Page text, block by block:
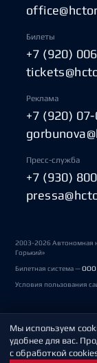
Билеты
+7 (920)
Реклама
+7 (920)
Пресс-служба
+7 (930)
2003-2026 Автономная
Горький»
Билетная система —ООО
Условия пользования
Политика обработки
Пользовательское
Мы используем
удобнее для вас.
с обработкой